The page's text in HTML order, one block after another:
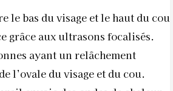
le bas du visage et le haut du cou
grâce aux ultrasons focalisés.
ayant un relâchement
l’ovale du visage et du cou.